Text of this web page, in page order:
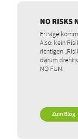
NO RISKS
Erträge
Also: kein
richtigen
darum dreht
NO FUN.
Zum Blog